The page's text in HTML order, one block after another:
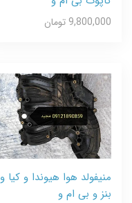
9,800,000 تومان
منیفولد هوا هیوندا و کیا و
بنز و بی ام و